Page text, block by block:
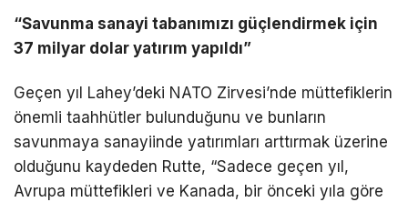
“Savunma sanayi tabanımızı güçlendirmek için
37 milyar dolar yatırım yapıldı”
Geçen yıl Lahey’deki NATO Zirvesi’nde müttefiklerin
önemli taahhütler bulunduğunu ve bunların
savunmaya sanayiinde yatırımları arttırmak üzerine
olduğunu kaydeden Rutte, “Sadece geçen yıl,
Avrupa müttefikleri ve Kanada, bir önceki yıla göre